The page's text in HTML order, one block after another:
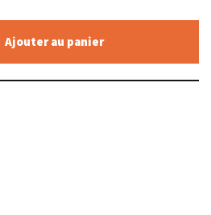
Ajouter au panier